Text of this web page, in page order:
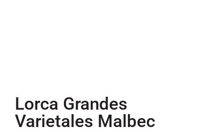
Lorca Grandes
Varietales Malbec